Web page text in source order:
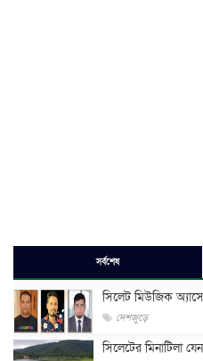
সর্বশেষ
সিলেট মিউজিক
দেশজুড়ে
সিলেটের মিনাটিলা